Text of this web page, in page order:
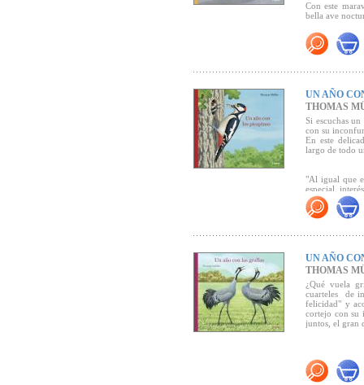
Con este
bella ave
UN AÑO
THOMAS
Si escuchas
con su
En este
largo de todo
"Al igual que
especial
trenzar un
distintas
habitan,
observadores
UN AÑO
THOMAS
¿Qué vuela
cuarteles de
felicidad" y
cortejo con su
juntos, el gran